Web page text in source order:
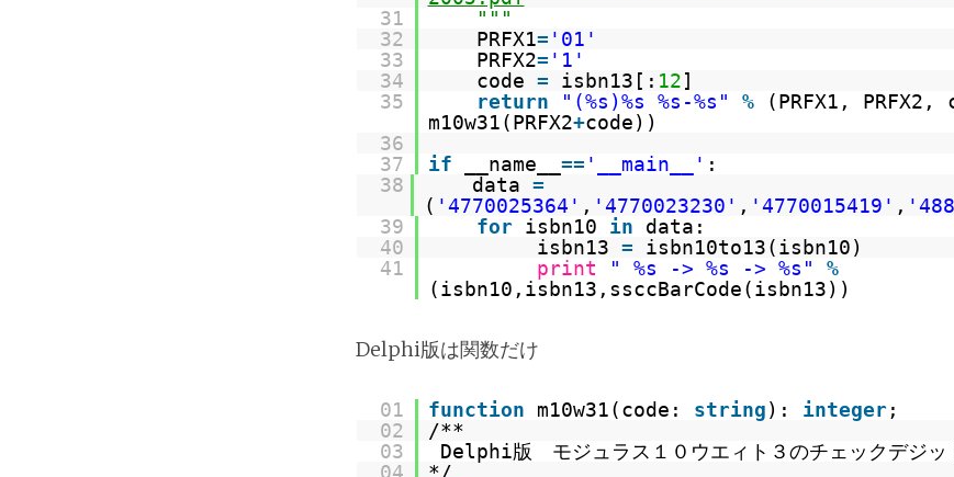
31
"""
32
PRFX1= '01'
33
PRFX2= '1'
34
code = isbn13[: 12]
35
return "(%s)%s %s-%s" %
(PRFX1, PRFX2,
m10w31(PRFX2+code))
36
37
if __name__ == '__main__' :
38
data =
( '4770025364' , '4770023230' , '4770015419' ,
39
for isbn10 in
data:
40
isbn13 =
isbn10to13(isbn10)
41
print " %s -> %s -> %s"
%
(isbn10,isbn13,ssccBarCode(isbn13))
Delphi版は関数だけ
01 function m10w31(code: string): integer;
02
/**
03
Delphi版 モジュラス１０ウエィト３のチェックデジッ
04
*/